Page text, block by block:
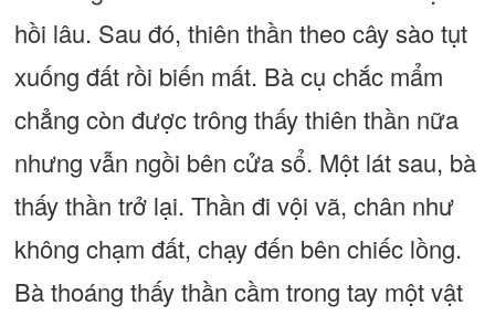
hồi lâu. Sau đó, thiên thần theo cây sào tụt
xuống đất rồi biến mất. Bà cụ chắc mẩm
chẳng còn được trông thấy thiên thần nữa
nhưng vẫn ngồi bên cửa sổ. Một lát sau, bà
thấy thần trở lại. Thần đi vội vã, chân như
không chạm đất, chạy đến bên chiếc lồng.
Bà thoáng thấy thần cầm trong tay một vật